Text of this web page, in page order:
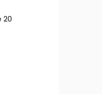
20